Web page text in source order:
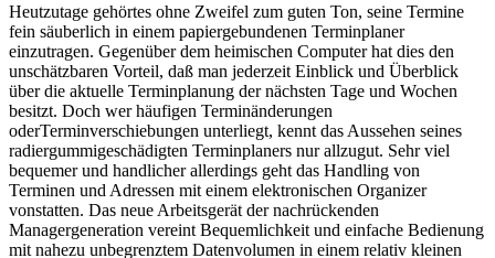
Heutzutage gehörtes ohne Zweifel zum guten Ton, seine Termine
fein säuberlich in einem papiergebundenen Terminplaner
einzutragen. Gegenüber dem heimischen Computer hat dies den
unschätzbaren Vorteil, daß man jederzeit Einblick und Überblick
über die aktuelle Terminplanung der nächsten Tage und Wochen
besitzt. Doch wer häufigen Terminänderungen
oderTerminverschiebungen unterliegt, kennt das Aussehen seines
radiergummigeschädigten Terminplaners nur allzugut. Sehr viel
bequemer und handlicher allerdings geht das Handling von
Terminen und Adressen mit einem elektronischen Organizer
vonstatten. Das neue Arbeitsgerät der nachrückenden
Managergeneration vereint Bequemlichkeit und einfache Bedienung
mit nahezu unbegrenztem Datenvolumen in einem relativ kleinen